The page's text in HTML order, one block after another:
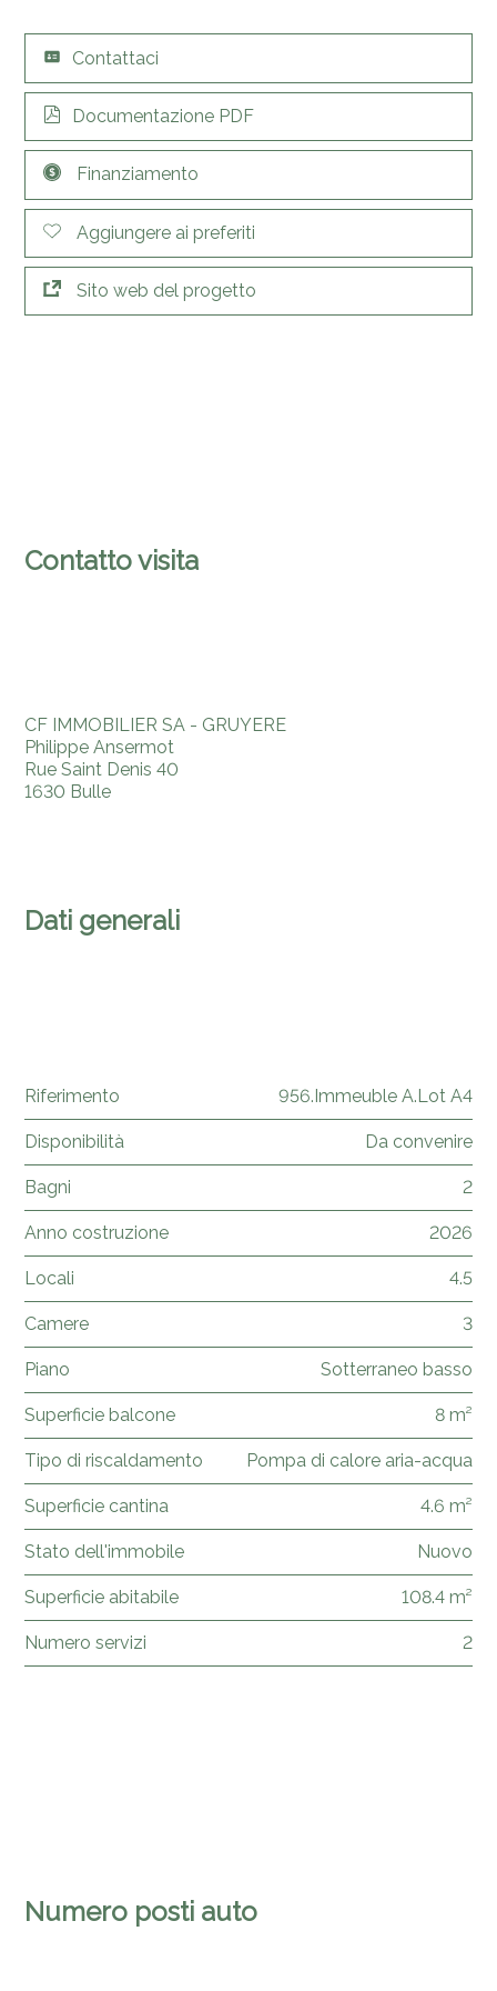
Contattaci
Documentazione PDF
Finanziamento
Aggiungere ai preferiti
Sito web del progetto
Contatto visita
CF IMMOBILIER SA - GRUYERE
Philippe Ansermot
Rue Saint Denis 40
1630 Bulle
Dati generali
Riferimento 956.Immeuble A.Lot A4
Disponibilità Da convenire
Bagni 2
Anno costruzione 2026
Locali 4.5
Camere 3
Piano Sotterraneo basso
Superficie balcone 8 m²
Tipo di riscaldamento Pompa di calore aria-acqua
Superficie cantina 4.6 m²
Stato dell'immobile Nuovo
Superficie abitabile 108.4 m²
Numero servizi 2
Numero posti auto